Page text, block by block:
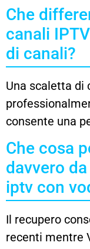
Che
canali
di canali?
Una scaletta di
consente una
Che cosa
davvero
iptv con
Il recupero
recenti mentre